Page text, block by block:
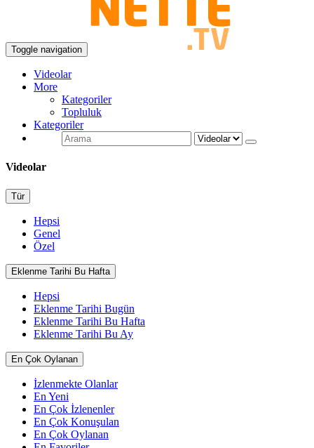
Toggle navigation
Videolar
More
Kategoriler
Topluluk
Kategoriler
Videolar
Tür
Hepsi
Genel
Özel
Eklenme Tarihi Bu Hafta
Hepsi
Eklenme Tarihi Bugün
Eklenme Tarihi Bu Hafta
Eklenme Tarihi Bu Ay
En Çok Oylanan
İzlenmekte Olanlar
En Yeni
En Çok İzlenenler
En Çok Konuşulan
En Çok Oylanan